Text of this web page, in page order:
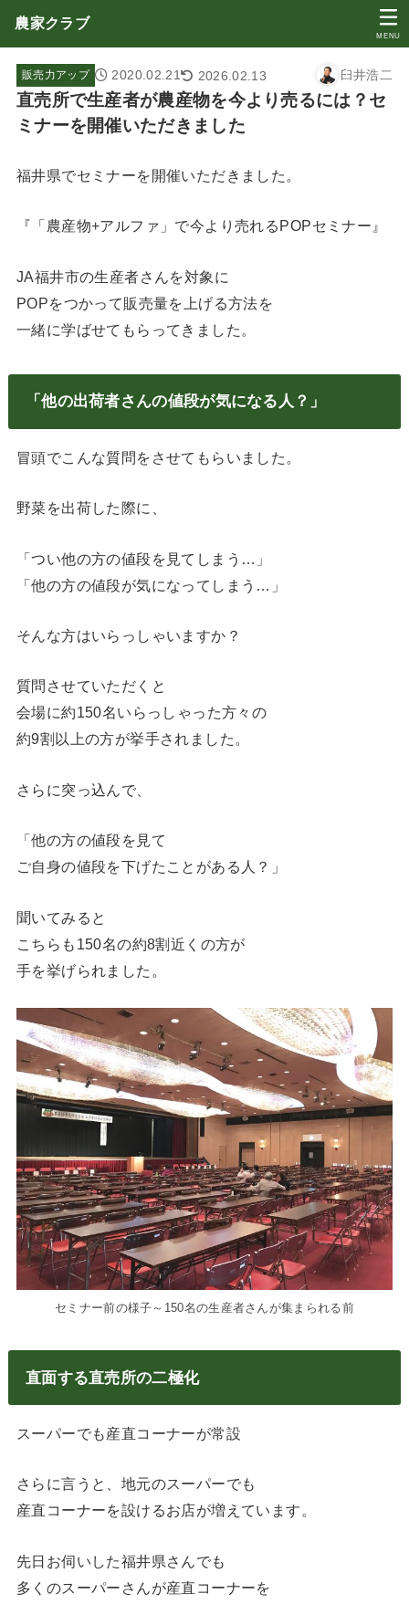
農家クラブ
MENU
販売力アップ 2020.02.21 2026.02.13 臼井浩二
直売所で生産者が農産物を今より売るには？セ
ミナーを開催いただきました
福井県でセミナーを開催いただきました。
『「農産物+アルファ」で今より売れるPOPセミナー』
JA福井市の生産者さんを対象に
POPをつかって販売量を上げる方法を
一緒に学ばせてもらってきました。
「他の出荷者さんの値段が気になる人？」
冒頭でこんな質問をさせてもらいました。
野菜を出荷した際に、
「つい他の方の値段を見てしまう…」
「他の方の値段が気になってしまう…」
そんな方はいらっしゃいますか？
質問させていただくと
会場に約150名いらっしゃった方々の
約9割以上の方が挙手されました。
さらに突っ込んで、
「他の方の値段を見て
ご自身の値段を下げたことがある人？」
聞いてみると
こちらも150名の約8割近くの方が
手を挙げられました。
セミナー前の様子～150名の生産者さんが集まられる前
直面する直売所の二極化
スーパーでも産直コーナーが常設
さらに言うと、地元のスーパーでも
産直コーナーを設けるお店が増えています。
先日お伺いした福井県さんでも
多くのスーパーさんが産直コーナーを